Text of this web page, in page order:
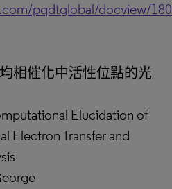
pqdtglobal/docview/
相催化中活性位點的光
Elucidation of
Electron Transfer and